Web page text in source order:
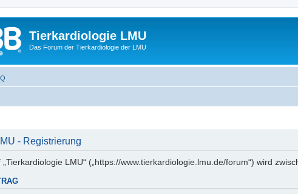
Tierkardiologie LMU
Das Forum der Tierkardiologie der LMU
- Registrierung
LMU“ („https://www.tierkardiologie.lmu.de/forum“) wird